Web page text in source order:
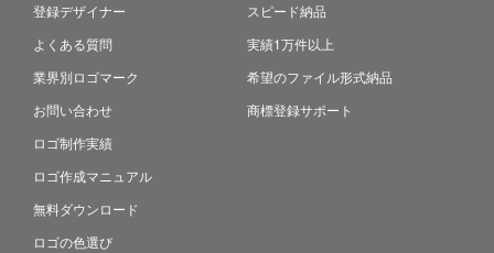
登録デザイナー
よくある質問
業界別ロゴマーク
お問い合わせ
ロゴ制作実績
ロゴ作成マニュアル
無料ダウンロード
ロゴの色選び
スピード納品
実績1万件以上
希望のファイル形式納品
商標登録サポート